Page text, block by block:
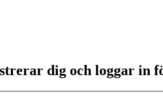
dig och loggar in